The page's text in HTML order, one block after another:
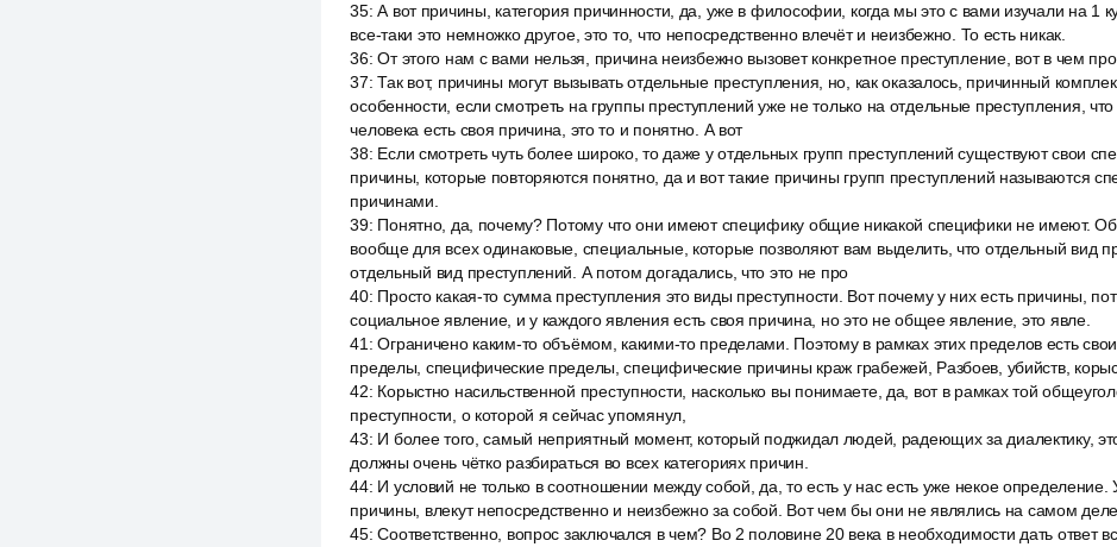
35:А вот причины, категория причинности, да, уже в философии, когда мы это с вами изучали на 1
все-таки это немножко другое, это то, что непосредственно влечёт и неизбежно. То есть никак.
36:От этого нам с вами нельзя, причина неизбежно вызовет конкретное преступление, вот в чем
37:Так вот, причины могут вызывать отдельные преступления, но, как оказалось, причинный
особенности, если смотреть на группы преступлений уже не только на отдельные преступления, что
человека есть своя причина, это то и понятно. А вот
38: Если смотреть чуть более широко, то даже у отдельных групп преступлений существуют свои
причины, которые повторяются понятно, да и вот такие причины групп преступлений называются
причинами.
39: Понятно, да, почему? Потому что они имеют специфику общие никакой специфики не имеют.
вообще для всех одинаковые, специальные, которые позволяют вам выделить, что отдельный вид
отдельный вид преступлений. А потом догадались, что это не про
40: Просто какая-то сумма преступления это виды преступности. Вот почему у них есть причины,
социальное явление, и у каждого явления есть своя причина, но это не общее явление, это явле.
41 :Ограничено каким-то объёмом, какими-то пределами. Поэтому в рамках этих пределов есть
пределы, специфические пределы, специфические причины краж грабежей, Разбоев, убийств,
42: Корыстно насильственной преступности, насколько вы понимаете, да, вот в рамках той
преступности, о которой я сейчас упомянул,
43: И более того, самый неприятный момент, который поджидал людей, радеющих за диалектику,
должны очень чётко разбираться во всех категориях причин.
44: И условий не только в соотношении между собой, да, то есть у нас есть уже некое определение.
причины, влекут непосредственно и неизбежно за собой. Вот чем бы они не являлись на самом
45:Соответственно, вопрос заключался в чем? Во 2 половине 20 века в необходимости дать ответ